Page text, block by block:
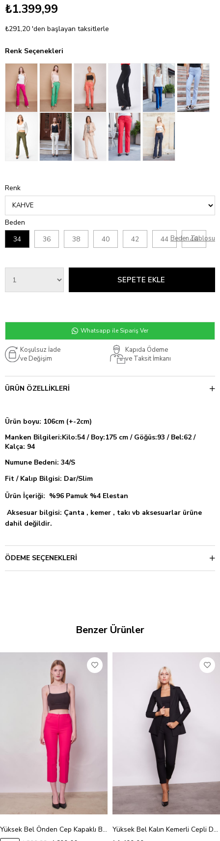
₺1.399,99
₺291,20 'den başlayan taksitlerle
Renk Seçenekleri
Renk
Beden
34
36 38 40 42 44 46
Beden Tablosu
Whatsapp ile Sipariş Ver
Koşulsuz İade
ve Değişim
Kapıda Ödeme
ve Taksit İmkanı
ÜRÜN ÖZELLIKLERI
Ürün boyu: 106cm (+-2cm)
Manken Bilgileri:Kilo:54 / Boy:175 cm / Göğüs:93 / Bel:62 /
Kalça: 94
Numune Bedeni: 34/S
Fit / Kalıp Bilgisi: Dar/Slim
Ürün İçeriği: %96 Pamuk %4 Elestan
Aksesuar bilgisi: Çanta , kemer , takı vb aksesuarlar ürüne
dahil değildir.
ÖDEME SEÇENEKLERI
Benzer Ürünler
Yüksek Bel Önden Cep Kapaklı Boru Paça Hafif Likralı Kumaş Pantolon-Fujya
Yüksek Bel Kalın Kemerli Cepli Dar Paça Bilek Boy Pamuklu Likralı Kumaş Pantolon-Siyah